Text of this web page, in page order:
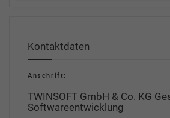
Kontaktdaten
Anschrift:
TWINSOFT GmbH & Co. KG
Softwareentwicklung